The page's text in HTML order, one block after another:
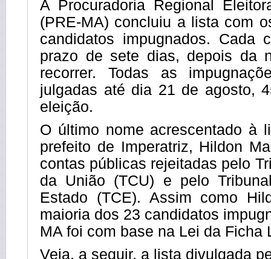
A Procuradoria Regional
(PRE-MA) concluiu a lista com
candidatos impugnados. Cada
prazo de sete dias, depois da
recorrer. Todas as
julgadas até dia 21 de agosto,
eleição.
O último nome acrescentado à
prefeito de Imperatriz, Hildon
contas públicas rejeitadas pelo
da União (TCU) e pelo
Estado (TCE). Assim como
maioria dos 23 candidatos
MA foi com base na Lei da Ficha
Veja, a seguir, a lista divulgada